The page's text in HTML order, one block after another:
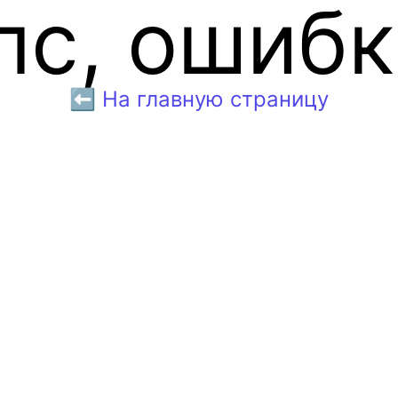
⬅️ На главную страницу